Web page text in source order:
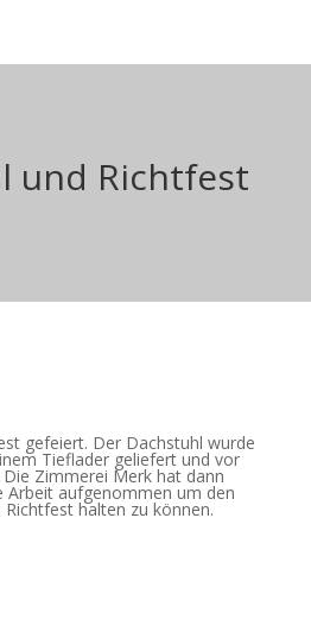
und Richtfest
gefeiert. Der Dachstuhl wurde
Tieflader geliefert und vor
Zimmerei Merk hat dann
Arbeit aufgenommen um den
halten zu können.